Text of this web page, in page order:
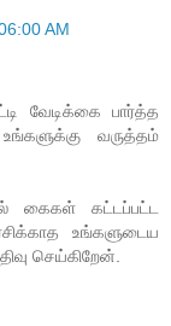
AM
வேடிக்கை பார்த்த
வருத்தம்
கைகள் கட்டப்பட்ட
உங்களுடைய
செய்கிறேன்.